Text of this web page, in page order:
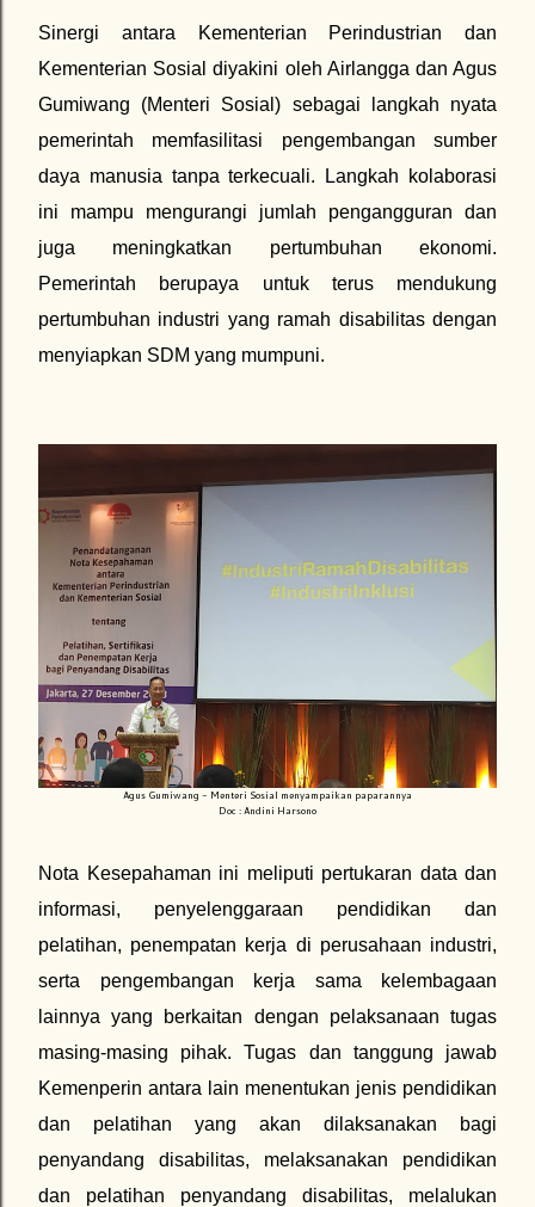
Sinergi antara Kementerian Perindustrian dan
Kementerian Sosial diyakini oleh Airlangga dan Agus
Gumiwang (Menteri Sosial) sebagai langkah nyata
pemerintah memfasilitasi pengembangan sumber
daya manusia tanpa terkecuali. Langkah kolaborasi
ini mampu mengurangi jumlah pengangguran dan
juga meningkatkan pertumbuhan ekonomi.
Pemerintah berupaya untuk terus mendukung
pertumbuhan industri yang ramah disabilitas dengan
menyiapkan SDM yang mumpuni.
Agus Gumiwang - Menteri Sosial menyampaikan paparannya
Doc : Andini Harsono
Nota Kesepahaman ini meliputi pertukaran data dan
informasi, penyelenggaraan pendidikan dan
pelatihan, penempatan kerja di perusahaan industri,
serta pengembangan kerja sama kelembagaan
lainnya yang berkaitan dengan pelaksanaan tugas
masing-masing pihak. Tugas dan tanggung jawab
Kemenperin antara lain menentukan jenis pendidikan
dan pelatihan yang akan dilaksanakan bagi
penyandang disabilitas, melaksanakan pendidikan
dan pelatihan penyandang disabilitas, melalukan